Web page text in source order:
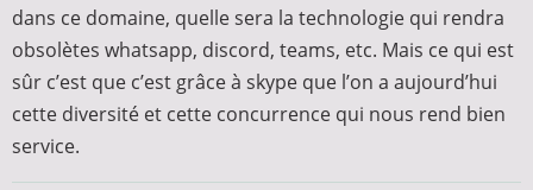
dans ce domaine, quelle sera la technologie qui rendra
obsolètes whatsapp, discord, teams, etc. Mais ce qui est
sûr c’est que c’est grâce à skype que l’on a aujourd’hui
cette diversité et cette concurrence qui nous rend bien
service.